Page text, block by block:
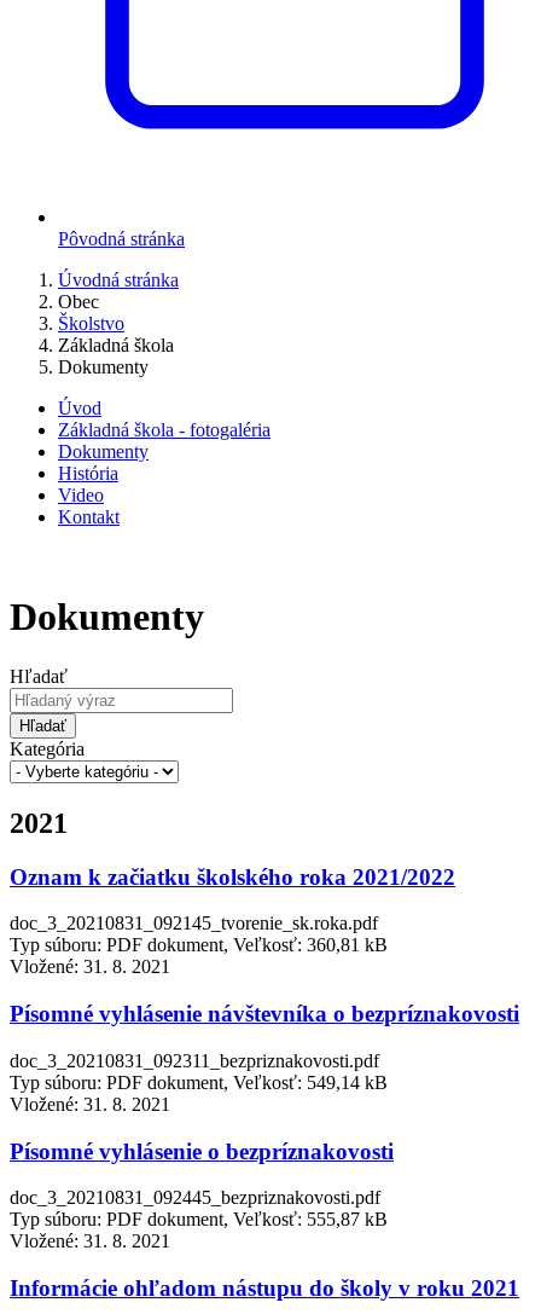
Pôvodná stránka
Úvodná stránka
Obec
Školstvo
Základná škola
Dokumenty
Úvod
Základná škola - fotogaléria
Dokumenty
História
Video
Kontakt
Dokumenty
Hľadať
Hľadať
Kategória
2021
Oznam k začiatku školského roka 2021/2022
doc_3_20210831_092145_tvorenie_sk.roka.pdf
Typ súboru: PDF dokument, Veľkosť: 360,81 kB
Vložené: 31. 8. 2021
Písomné vyhlásenie návštevníka o bezpríznakovosti
doc_3_20210831_092311_bezpriznakovosti.pdf
Typ súboru: PDF dokument, Veľkosť: 549,14 kB
Vložené: 31. 8. 2021
Písomné vyhlásenie o bezpríznakovosti
doc_3_20210831_092445_bezpriznakovosti.pdf
Typ súboru: PDF dokument, Veľkosť: 555,87 kB
Vložené: 31. 8. 2021
Informácie ohľadom nástupu do školy v roku 2021